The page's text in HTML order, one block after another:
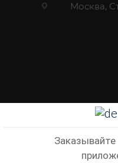
Москва,
2012 - 2026 ©